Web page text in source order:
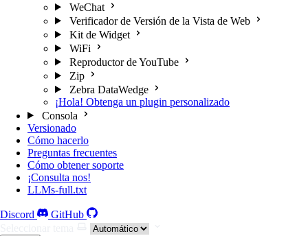
WeChat
Verificador de Versión de la Vista de Web
Kit de Widget
WiFi
Reproductor de YouTube
Zip
Zebra DataWedge
¡Hola! Obtenga un plugin personalizado
Consola
Versionado
Cómo hacerlo
Preguntas frecuentes
Cómo obtener soporte
¡Consulta nos!
LLMs-full.txt
Discord
GitHub